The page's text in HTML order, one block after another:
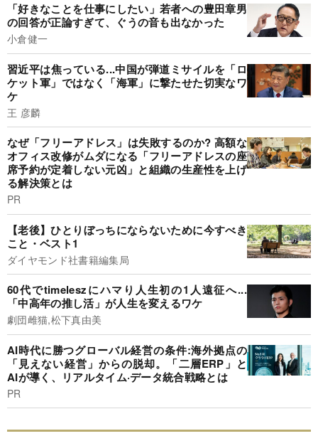
「好きなことを仕事にしたい」若者への豊田章男
の回答が正論すぎて、ぐうの音も出なかった
小倉健一
習近平は焦っている...中国が弾道ミサイルを「ロ
ケット軍」ではなく「海軍」に撃たせた切実なワ
ケ
王 彦麟
なぜ「フリーアドレス」は失敗するのか? 高額な
オフィス改修がムダになる「フリーアドレスの座
席予約が定着しない元凶」と組織の生産性を上げ
る解決策とは
PR
【老後】ひとりぼっちにならないために今すべき
こと・ベスト1
ダイヤモンド社書籍編集局
60代でtimeleszにハマり人生初の1人遠征へ...
「中高年の推し活」が人生を変えるワケ
劇団雌猫,松下真由美
AI時代に勝つグローバル経営の条件:海外拠点の
「見えない経営」からの脱却。「二層ERP」と
AIが導く、リアルタイム·データ統合戦略とは
PR